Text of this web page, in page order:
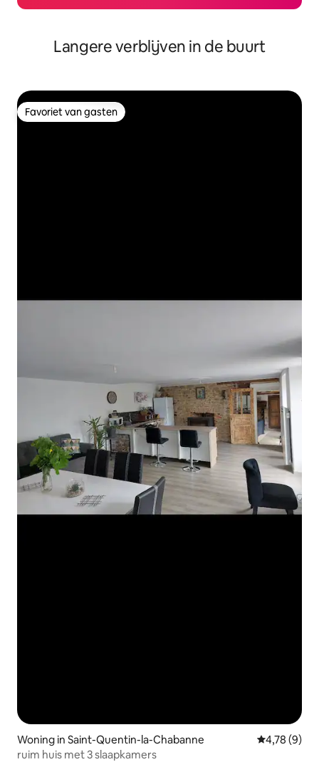
Langere verblijven in de buurt
Favoriet van gasten
Favoriet van gasten
Woning in Saint-Quentin-la-Chabanne
4,78 (9)
ruim huis met 3 slaapkamers